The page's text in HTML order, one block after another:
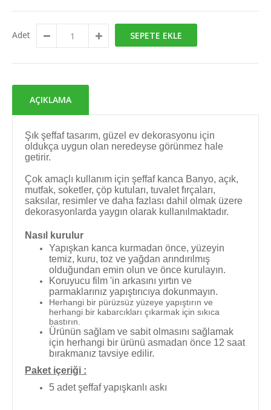
Adet SEPETE EKLE
AÇIKLAMA
Şık şeffaf tasarım, güzel ev dekorasyonu için
oldukça uygun olan neredeyse görünmez hale
getirir.
Çok amaçlı kullanım için şeffaf kanca Banyo, açık,
mutfak, soketler, çöp kutuları, tuvalet fırçaları,
saksılar, resimler ve daha fazlası dahil olmak üzere
dekorasyonlarda yaygın olarak kullanılmaktadır.
Nasıl kurulur
Yapışkan kanca kurmadan önce, yüzeyin
temiz, kuru, toz ve yağdan arındırılmış
olduğundan emin olun ve önce kurulayın.
Koruyucu film 'in arkasını yırtın ve
parmaklarınız yapıştırıcıya dokunmayın.
Herhangi bir pürüzsüz yüzeye yapıştırın ve
herhangi bir kabarcıkları çıkarmak için sıkıca
bastırın.
Ürünün sağlam ve sabit olmasını sağlamak
için herhangi bir ürünü asmadan önce 12 saat
bırakmanız tavsiye edilir.
Paket içeriği :
5 adet şeffaf yapışkanlı askı